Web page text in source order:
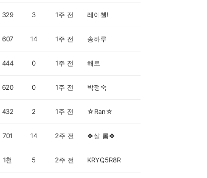
329 3 1주 전 레이첼!
607 14 1주 전 송하루
444 0 1주 전 해로
620 0 1주 전 박정숙
432 2 1주 전 ☆Ran☆
701 14 2주 전 🍀살 롬🍀
1천 5 2주 전 KRYQ5R8R